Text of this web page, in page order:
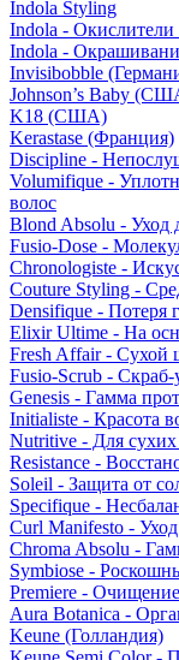
Indola Styling
Indola - Окислители
Indola -
Invisibobble
Johnson’s Baby
K18 (США)
Kerastase (Франция)
Discipline -
Volumifique -
волос
Blond Absolu - Уход
Fusio-Dose -
Chronologiste -
Couture Styling -
Densifique - Потеря
Elixir Ultime - На
Fresh Affair - Сухой
Fusio-Scrub -
Genesis - Гамма
Initialiste - Красота
Nutritive - Для
Resistance -
Soleil - Защита от
Specifique -
Curl Manifesto -
Chroma Absolu -
Symbiose -
Premiere -
Aura Botanica -
Keune (Голландия)